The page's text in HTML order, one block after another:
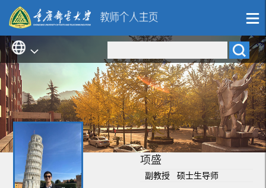
项盛
副教授 硕士生导师